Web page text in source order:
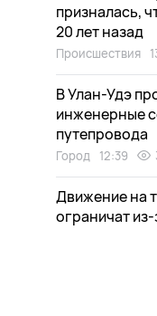
призналась,
20 лет назад
Происшествия
В Улан-Удэ
инженерные
путепровода
Город 12:39
Движение на
ограничат